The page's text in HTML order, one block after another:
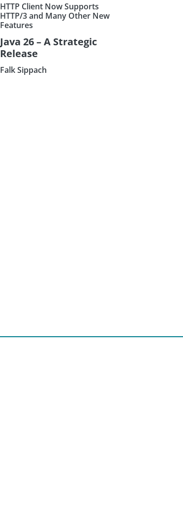
HTTP Client Now Supports
HTTP/3 and Many Other New
Features
Java 26 – A Strategic
Release
Falk Sippach